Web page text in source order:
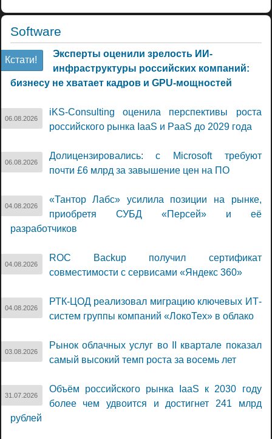
Software
Кстати!
Эксперты оценили зрелость ИИ-
инфраструктуры российских компаний:
бизнесу не хватает кадров и GPU-мощностей
06.08.2026
iKS-Consulting оценила перспективы роста
российского рынка IaaS и PaaS до 2029 года
06.08.2026
Долицензировались: с Microsoft требуют
почти £6 млрд за завышение цен на ПО
04.08.2026
«Тантор Лабс» усилила позиции на рынке,
приобретя СУБД «Персей» и её
разработчиков
04.08.2026
ROC Backup получил сертификат
совместимости с сервисами «Яндекс 360»
04.08.2026
РТК-ЦОД реализовал миграцию ключевых ИТ-
систем группы компаний «ЛокоТех» в облако
03.08.2026
Рынок облачных услуг во II квартале показал
самый высокий темп роста за восемь лет
31.07.2026
Объём российского рынка IaaS к 2030 году
более чем удвоится и достигнет 241 млрд
рублей